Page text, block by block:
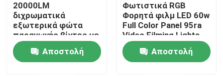
Σπίτι
20000LM
διχρωματικά
εξωτερικά φώτα
παραγωγής βίντεο με
LED
Αποστολή
Φωτιστικά RGB
Φορητά φιλμ LED 60w
Full Color Panel 95ra
Video Filming Lights
Αποστολή